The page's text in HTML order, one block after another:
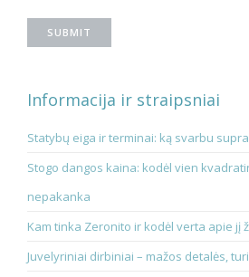
Informacija ir straipsniai
Statybų eiga ir terminai: ką svarbu
Stogo dangos kaina: kodėl vien
nepakanka
Kam tinka Zeronito ir kodėl verta apie jį
Juvelyriniai dirbiniai – mažos detalės,